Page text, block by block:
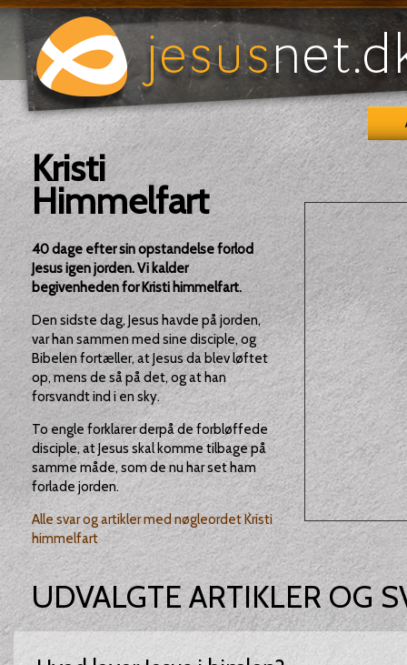
Kristi
Himmelfart
40 dage efter sin opstandelse forlod
Jesus igen jorden. Vi kalder
begivenheden for Kristi himmelfart.
Den sidste dag, Jesus havde på jorden,
var han sammen med sine disciple, og
Bibelen fortæller, at Jesus da blev løftet
op, mens de så på det, og at han
forsvandt ind i en sky.
To engle forklarer derpå de forbløffede
disciple, at Jesus skal komme tilbage på
samme måde, som de nu har set ham
forlade jorden.
Alle svar og artikler med nøgleordet Kristi
himmelfart
UDVALGTE ARTIKLER OG